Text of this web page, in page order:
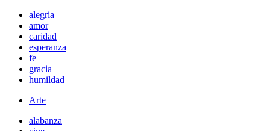
alegria
amor
caridad
esperanza
fe
gracia
humildad
Arte
alabanza